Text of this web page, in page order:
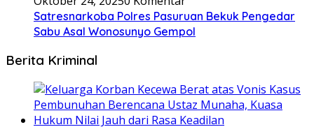
Satresnarkoba Polres Pasuruan Bekuk Pengedar
Sabu Asal Wonosunyo Gempol
Berita Kriminal